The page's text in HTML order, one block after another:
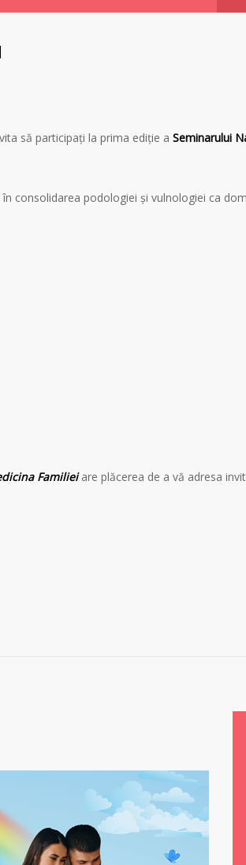
să participați la prima ediție a Seminarului
consolidarea podologiei și vulnologiei ca
Familieiare plăcerea de a vă adresa